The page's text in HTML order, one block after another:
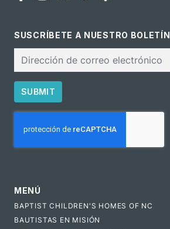
SUSCRÍBETE A NUESTRO BOLETÍN
electrónico
SUBMIT
MENÚ
BAPTIST CHILDREN'S HOMES OF NC
BAUTISTAS EN MISIÓN